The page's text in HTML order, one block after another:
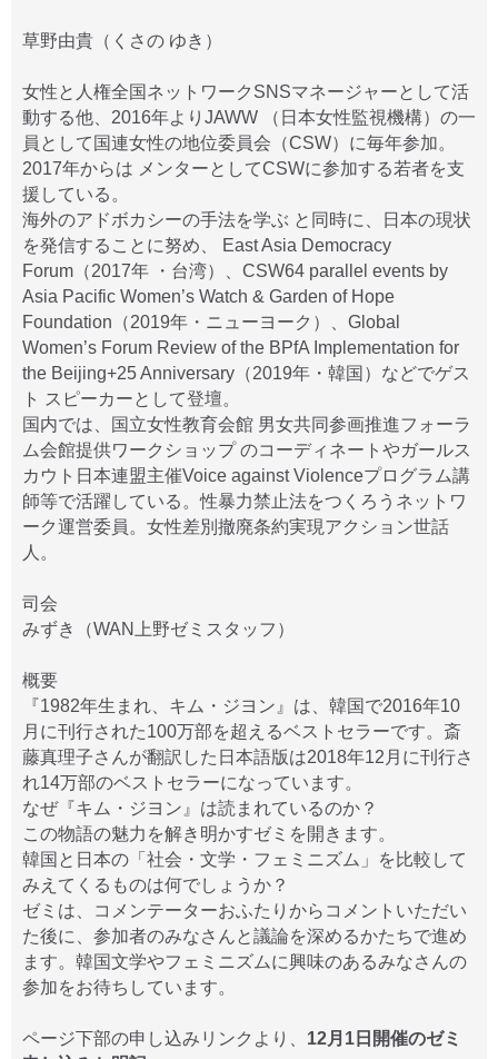
草野由貴（くさの ゆき）
女性と人権全国ネットワークSNSマネージャーとして活
動する他、2016年よりJAWW （日本女性監視機構）の一
員として国連女性の地位委員会（CSW）に毎年参加。
2017年からは メンターとしてCSWに参加する若者を支
援している。
海外のアドボカシーの手法を学ぶ と同時に、日本の現状
を発信することに努め、 East Asia Democracy
Forum（2017年 ・台湾）、CSW64 parallel events by
Asia Pacific Women’s Watch & Garden of Hope
Foundation（2019年・ニューヨーク）、Global
Women’s Forum Review of the BPfA Implementation for
the Beijing+25 Anniversary（2019年・韓国）などでゲス
ト スピーカーとして登壇。
国内では、国立女性教育会館 男女共同参画推進フォーラ
ム会館提供ワークショップ のコーディネートやガールス
カウト日本連盟主催Voice against Violenceプログラム講
師等で活躍している。性暴力禁止法をつくろうネットワ
ーク運営委員。女性差別撤廃条約実現アクション世話
人。
司会
みずき（WAN上野ゼミスタッフ）
概要
『1982年生まれ、キム・ジヨン』は、韓国で2016年10
月に刊行された100万部を超えるベストセラーです。斎
藤真理子さんが翻訳した日本語版は2018年12月に刊行さ
れ14万部のベストセラーになっています。
なぜ『キム・ジヨン』は読まれているのか？
この物語の魅力を解き明かすゼミを開きます。
韓国と日本の「社会・文学・フェミニズム」を比較して
みえてくるものは何でしょうか？
ゼミは、コメンテーターおふたりからコメントいただい
た後に、参加者のみなさんと議論を深めるかたちで進め
ます。韓国文学やフェミニズムに興味のあるみなさんの
参加をお待ちしています。
ページ下部の申し込みリンクより、 12月1日開催のゼミ